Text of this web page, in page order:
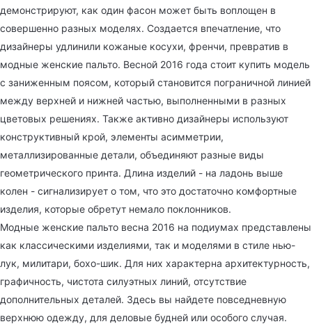
демонстрируют, как один фасон может быть воплощен в
совершенно разных моделях. Создается впечатление, что
дизайнеры удлинили кожаные косухи, френчи, превратив в
модные женские пальто. Весной 2016 года стоит купить модель
с заниженным поясом, который становится пограничной линией
между верхней и нижней частью, выполненными в разных
цветовых решениях. Также активно дизайнеры используют
конструктивный крой, элементы асимметрии,
металлизированные детали, объединяют разные виды
геометрического принта. Длина изделий - на ладонь выше
колен - сигнализирует о том, что это достаточно комфортные
изделия, которые обретут немало поклонников.
Модные женские пальто весна 2016 на подиумах представлены
как классическими изделиями, так и моделями в стиле нью-
лук, милитари, бохо-шик. Для них характерна архитектурность,
графичность, чистота силуэтных линий, отсутствие
дополнительных деталей. Здесь вы найдете повседневную
верхнюю одежду, для деловые будней или особого случая.